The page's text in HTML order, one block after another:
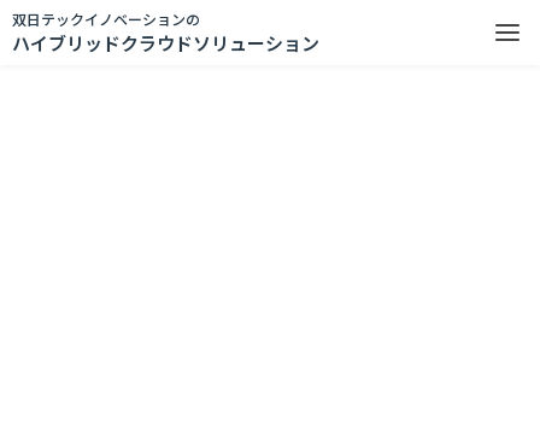
双日テックイノベーションの
ハイブリッドクラウドソリューション